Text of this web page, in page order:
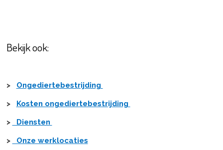
Bekijk ook:
> Ongediertebestrijding
> Kosten ongediertebestrijding
> Diensten
> Onze werklocaties